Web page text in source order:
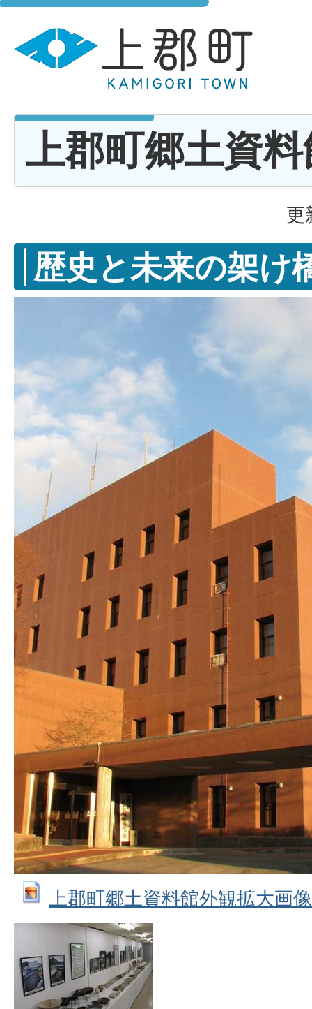
上郡町郷土資
更
歴史と未来の架け
上郡町郷土資料館外観拡大画